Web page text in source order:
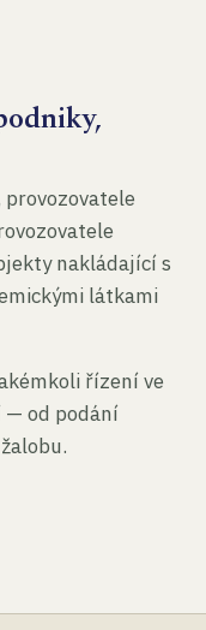
nakládající s
látkami
řízení ve
— od podání